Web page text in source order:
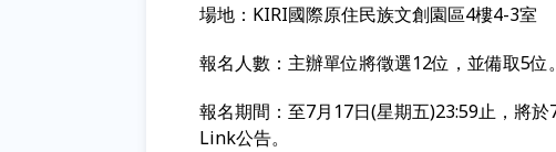
場地：KIRI國際原住民族文創園區4樓4-3室
報名人數：主辦單位將徵選12位，並備取5位。
報名期間：至7月17日(星期五)23:59止，將
Link公告。